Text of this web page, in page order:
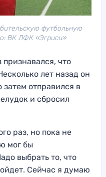
футбольную
ВК ЛФК «Эгриси»
что
лет назад он
отправился в
и сбросил
раз, но пока не
мог бы
выбрать то, что
Сейчас я думаю